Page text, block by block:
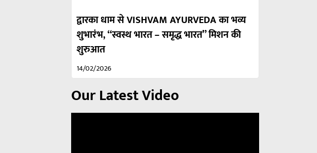
द्वारका धाम से VISHVAM AYURVEDA का भव्य
शुभारंभ, “स्वस्थ भारत – समृद्ध भारत” मिशन की
शुरुआत
14/02/2026
Our Latest Video